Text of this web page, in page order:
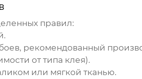
правил:
рекомендованный
от типа клея).
или мягкой тканью.